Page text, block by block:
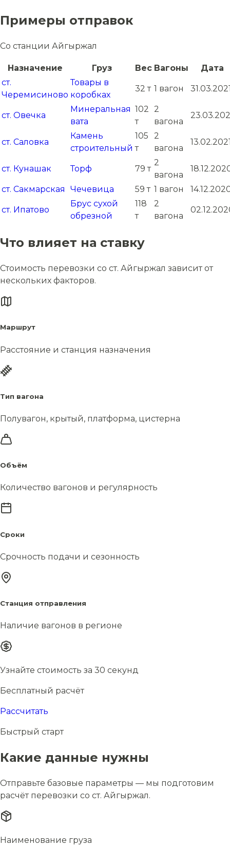
Примеры отправок
Со станции Айгыржал
Назначение Груз Вес Вагоны
Дата
ст.
Черемисиново
Товары в
коробках
32 т 1 вагон
ст. Овечка
Минеральная
вата
102
т
2
вагона
ст. Саловка
Камень
строительный
105
т
2
вагона
ст. Кунашак Торф 79 т
2
вагона
ст. Сакмарская Чечевица 59 т 1 вагон
ст. Ипатово
Брус сухой
обрезной
118
т
2
вагона
Что влияет на ставку
Стоимость перевозки со ст. Айгыржал зависит от
нескольких факторов.
Маршрут
Расстояние и станция назначения
Тип вагона
Полувагон, крытый, платформа, цистерна
Объём
Количество вагонов и регулярность
Сроки
Срочность подачи и сезонность
Станция отправления
Наличие вагонов в регионе
Узнайте стоимость за 30 секунд
Бесплатный расчёт
Рассчитать
Быстрый старт
Какие данные нужны
Отправьте базовые параметры — мы подготовим
расчёт перевозки со ст. Айгыржал.
Наименование груза